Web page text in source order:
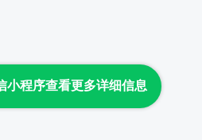
小程序查看更多详细信息